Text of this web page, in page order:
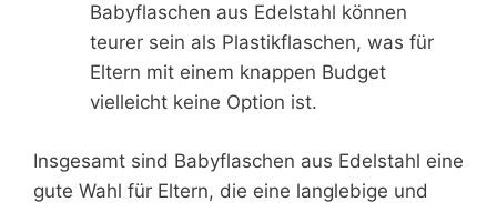
Babyflaschen aus Edelstahl können
teurer sein als Plastikflaschen, was für
Eltern mit einem knappen Budget
vielleicht keine Option ist.
Insgesamt sind Babyflaschen aus Edelstahl eine
gute Wahl für Eltern, die eine langlebige und